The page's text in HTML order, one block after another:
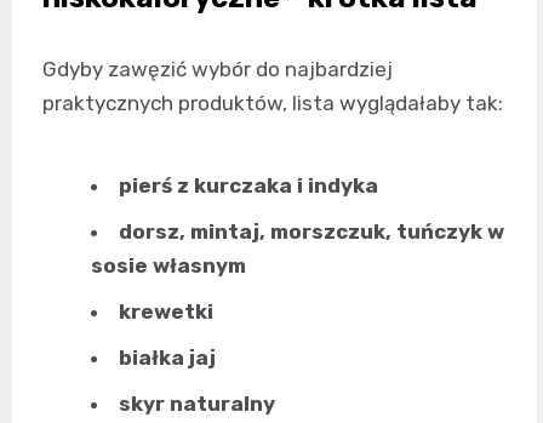
Gdyby zawęzić wybór do najbardziej
praktycznych produktów, lista wyglądałaby tak:
pierś z kurczaka i indyka
dorsz, mintaj, morszczuk, tuńczyk w
sosie własnym
krewetki
białka jaj
skyr naturalny